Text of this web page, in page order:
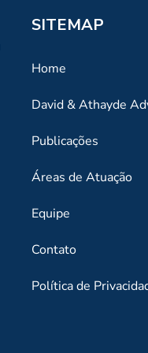
SITEMAP
Home
David & Athayde
Publicações
Áreas de Atuação
Equipe
Contato
Política de